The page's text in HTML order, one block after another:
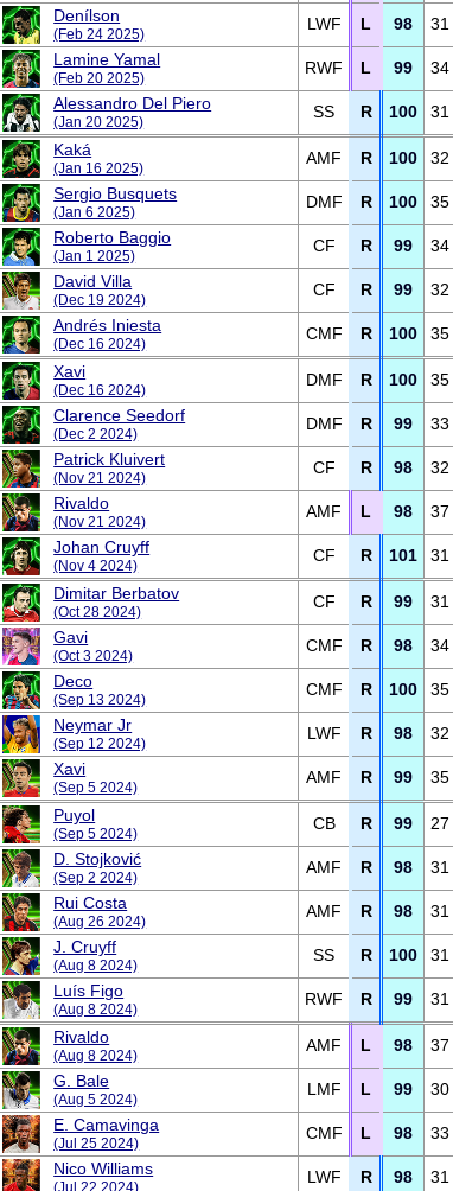
Denílson
(Feb 24 2025)
LWF L 98 31
Lamine Yamal
(Feb 20 2025)
RWF L 99 34
Alessandro Del Piero
(Jan 20 2025)
SS R 100 31
Kaká
(Jan 16 2025)
AMF R 100 32
Sergio Busquets
(Jan 6 2025)
DMF R 100 35
Roberto Baggio
(Jan 1 2025)
CF R 99 34
David Villa
(Dec 19 2024)
CF R 99 32
Andrés Iniesta
(Dec 16 2024)
CMF R 100 35
Xavi
(Dec 16 2024)
DMF R 100 35
Clarence Seedorf
(Dec 2 2024)
DMF R 99 33
Patrick Kluivert
(Nov 21 2024)
CF R 98 32
Rivaldo
(Nov 21 2024)
AMF L 98 37
Johan Cruyff
(Nov 4 2024)
CF R 101 31
Dimitar Berbatov
(Oct 28 2024)
CF R 99 31
Gavi
(Oct 3 2024)
CMF R 98 34
Deco
(Sep 13 2024)
CMF R 100 35
Neymar Jr
(Sep 12 2024)
LWF R 98 32
Xavi
(Sep 5 2024)
AMF R 99 35
Puyol
(Sep 5 2024)
CB R 99 27
D. Stojković
(Sep 2 2024)
AMF R 98 31
Rui Costa
(Aug 26 2024)
AMF R 98 31
J. Cruyff
(Aug 8 2024)
SS R 100 31
Luís Figo
(Aug 8 2024)
RWF R 99 31
Rivaldo
(Aug 8 2024)
AMF L 98 37
G. Bale
(Aug 5 2024)
LMF L 99 30
E. Camavinga
(Jul 25 2024)
CMF L 98 33
Nico Williams
(Jul 22 2024)
LWF R 98 31